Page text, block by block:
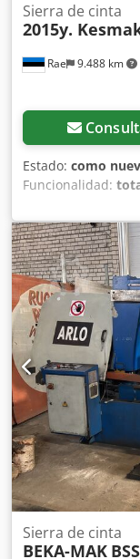
Rae 9.488 km
Sierra de cinta
2015y.
Estado: como
Funcionalidad:
, tipo de
corte (máx.):650
peso total:4.300 kg
bomba de
acero redondo a
cuadrado a 90°:
hidráulico,
de sierra:8.330
Excelentes
Sierra de cinta
BEKA-MAK